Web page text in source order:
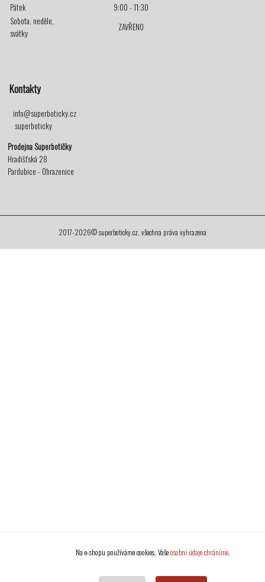
Pátek
9:00 - 11:30
Sobota, neděle,
svátky
ZAVŘENO
Kontakty
info@superboticky.cz
superboticky
Prodejna Superbotičky
Hradišťská 28
Pardubice - Ohrazenice
2017-2026© superboticky.cz, všechna práva vyhrazena
Na e-shopu používáme cookies. Vašeosobní údaje chráníme.